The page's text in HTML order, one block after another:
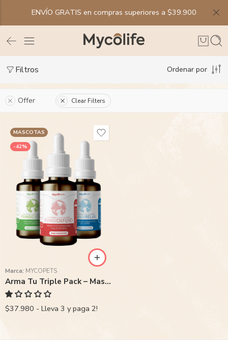
ENVÍO GRATIS en compras superiores a $39.900
Filtros Ordenar por
Offer Clear Filters
MASCOTAS
-42%
Marca: MYCOPETS
Arma Tu Triple Pack – Mascotas
$37.980 - Lleva 3 y paga 2!